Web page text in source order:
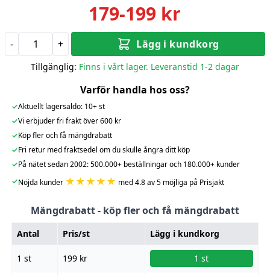
179-199 kr
- + Lägg i kundkorg
Tillgänglig: Finns i vårt lager. Leveranstid 1-2 dagar
Varför handla hos oss?
✓Aktuellt lagersaldo: 10+ st
✓Vi erbjuder fri frakt över 600 kr
✓Köp fler och få mängdrabatt
✓Fri retur med fraktsedel om du skulle ångra ditt köp
✓På nätet sedan 2002: 500.000+ beställningar och 180.000+ kunder
✓Nöjda kunder ★★★★★ med 4.8 av 5 möjliga på Prisjakt
Mängdrabatt - köp fler och få mängdrabatt
Antal Pris/st Lägg i kundkorg
1 st 199 kr 1 st